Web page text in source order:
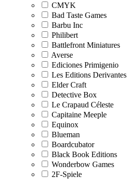
CMYK
Bad Taste Games
Barbu Inc
Philibert
Battlefront Miniatures
Averse
Ediciones Primigenio
Les Editions Derivantes
Elder Craft
Detective Box
Le Crapaud Céleste
Capitaine Meeple
Equinox
Blueman
Boardcubator
Black Book Editions
Wonderbow Games
2F-Spiele